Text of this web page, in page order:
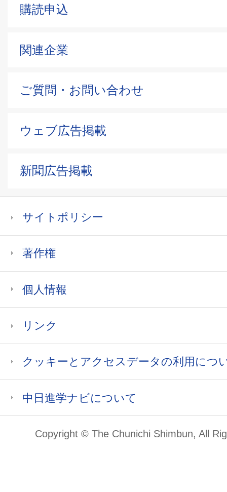
購読申込
関連企業
ご質問・お問い合わせ
ウェブ広告掲載
新聞広告掲載
サイトポリシー
著作権
個人情報
リンク
クッキーとアクセスデータの利用につ
中日進学ナビについて
Copyright © The Chunichi Shimbun, All